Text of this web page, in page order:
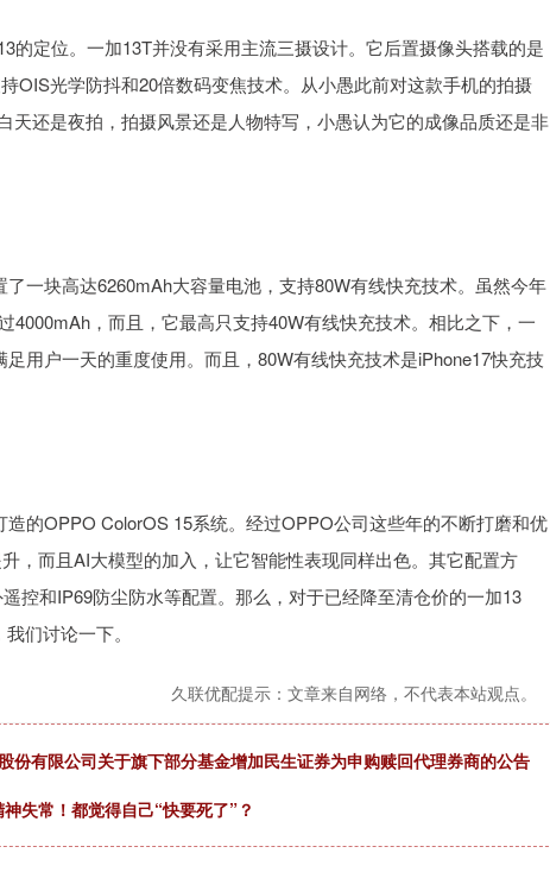
的定位。一加13T并没有采用主流三摄设计。它后置摄像头搭载的是
OIS光学防抖和20倍数码变焦技术。从小愚此前对这款手机的拍摄
天还是夜拍，拍摄风景还是人物特写，小愚认为它的成像品质还是非
一块高达6260mAh大容量电池，支持80W有线快充技术。虽然今年
4000mAh，而且，它最高只支持40W有线快充技术。相比之下，一
用户一天的重度使用。而且，80W有线快充技术是iPhone17快充技
的OPPO ColorOS 15系统。经过OPPO公司这些年的不断打磨和优
，而且AI大模型的加入，让它智能性表现同样出色。其它配置方
控和IP69防尘防水等配置。那么，对于已经降至清仓价的一加13
们讨论一下。
久联优配提示：文章来自网络，不代表本站观点。
份有限公司关于旗下部分基金增加民生证券为申购赎回代理券商的公告
失常！都觉得自己“快要死了”？